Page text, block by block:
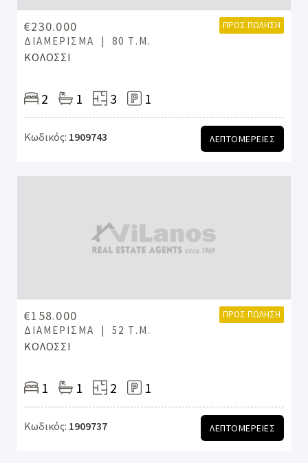
€230.000 ΠΡΟΣ ΠΏΛΗΣΗ
ΔΙΑΜΈΡΙΣΜΑ 80 Τ.Μ.
ΚΟΛΟΣΣΙ
2 1 3 1
Κωδικός: 1909743 ΛΕΠΤΟΜΕΡΕΙΕΣ
€158.000 ΠΡΟΣ ΠΏΛΗΣΗ
ΔΙΑΜΈΡΙΣΜΑ 52 Τ.Μ.
ΚΟΛΟΣΣΙ
1 1 2 1
Κωδικός: 1909737 ΛΕΠΤΟΜΕΡΕΙΕΣ